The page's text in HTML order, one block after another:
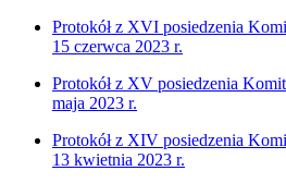
Protokół z XVI posiedzenia
15 czerwca 2023 r.
Protokół z XV posiedzenia
maja 2023 r.
Protokół z XIV posiedzenia
13 kwietnia 2023 r.